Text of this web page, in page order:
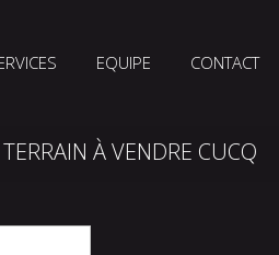
EQUIPE CONTACT
TERRAIN À VENDRE CUCQ